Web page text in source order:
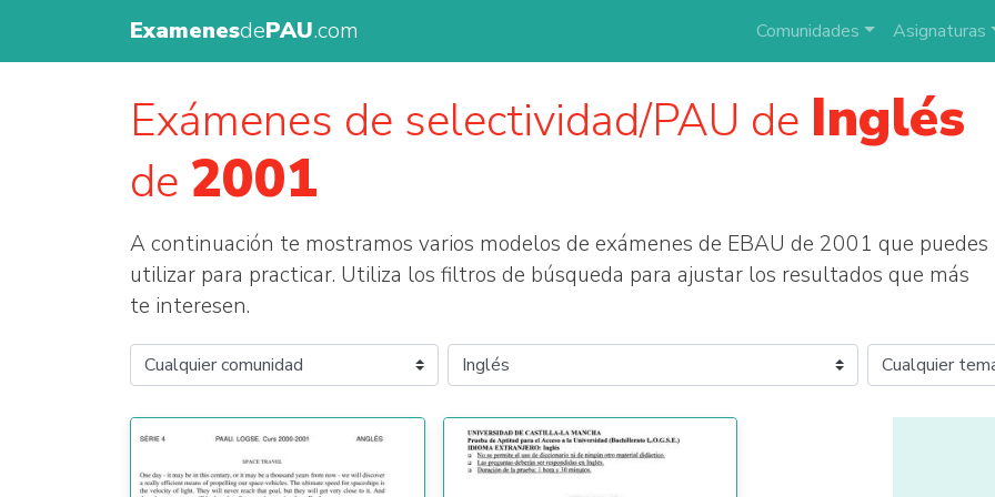
ExamenesdePAU.com Comunidades Asignaturas
Exámenes de selectividad/PAU de Inglés
de 2001
A continuación te mostramos varios modelos de exámenes de EBAU de 2001 que puedes
utilizar para practicar. Utiliza los filtros de búsqueda para ajustar los resultados que más
te interesen.